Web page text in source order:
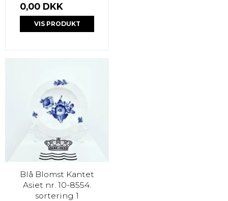
0,00 DKK
VIS PRODUKT
Blå Blomst Kantet
Asiet nr. 10-8554.
sortering 1